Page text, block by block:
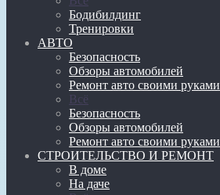
Бодибилдинг
Тренировки
АВТО
Безопасность
Обзоры автомобилей
Ремонт авто своими руками
Всё
Безопасность
Обзоры автомобилей
Ремонт авто своими руками
СТРОИТЕЛЬСТВО И РЕМОНТ
В доме
На даче